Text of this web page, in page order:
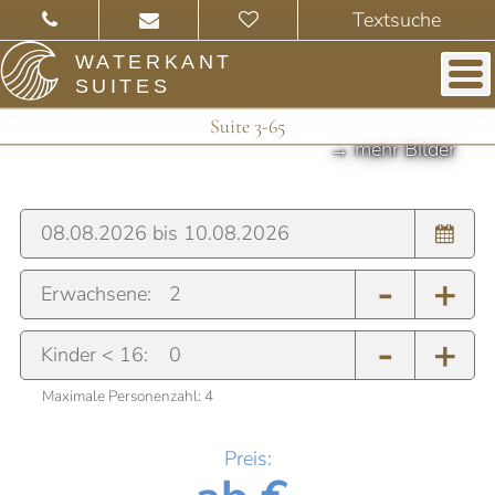
WATERKANT
SUITES
Suite 3-65
Erwachsene: - +
Kinder < 16: - +
Maximale Personenzahl:4
Preis: